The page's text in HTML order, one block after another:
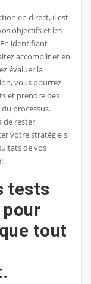
en direct, il est
objectifs et les
identifiant
accomplir et en
évaluer la
vous pourrez
et prendre des
processus.
de rester
votre stratégie si
de vos
tests
tout